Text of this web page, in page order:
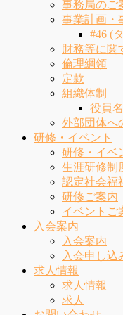
事務局のご
事業計画・
#46 (
財務等に関
倫理綱領
定款
組織体制
役員
外部団体へ
研修・イベント
研修・イベ
生涯研修制
認定社会福
研修ご案内
イベントご
入会案内
入会案内
入会申し込
求人情報
求人情報
求人